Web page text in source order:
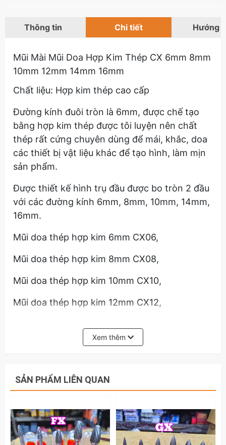
Thông tin Chi tiết Hướng
Mũi Mài Mũi Doa Hợp Kim Thép CX 6mm 8mm
10mm 12mm 14mm 16mm
Chất liệu: Hợp kim thép cao cấp
Đường kính đuôi tròn là 6mm, được chế tạo
bằng hợp kim thép được tôi luyện nên chất
thép rất cứng chuyên dùng để mái, khắc, doa
các thiết bị vật liệu khác để tạo hình, làm mịn
sản phẩm.
Được thiết kế hình trụ đầu được bo tròn 2 đầu
với các đường kính 6mm, 8mm, 10mm, 14mm,
16mm.
Mũi doa thép hợp kim 6mm CX06,
Mũi doa thép hợp kim 8mm CX08,
Mũi doa thép hợp kim 10mm CX10,
Mũi doa thép hợp kim 12mm CX12,
Mũi doa thép hợp kim 16mm CX16,
doa hợp kim thép CX 6mm 8mm 10mm 14mm
khoan, máy doa để kẹp vào đuôi của mũi mài
mũi doa.
Xem thêm
SẢN PHẨM LIÊN QUAN